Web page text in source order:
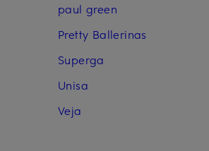
paul green
Pretty Ballerinas
Superga
Unisa
Veja